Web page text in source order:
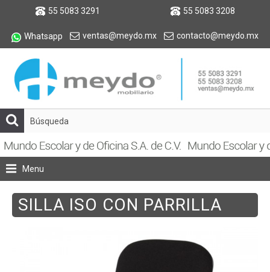
55 5083 3291 55 5083 3208
Whatsapp ventas@meydo.mx contacto@meydo.mx
Menu
SILLA ISO CON PARRILLA